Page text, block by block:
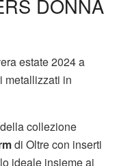
DONNA
estate 2024 a
metallizzati in
della collezione
di Oltre con inserti
ideale insieme ai